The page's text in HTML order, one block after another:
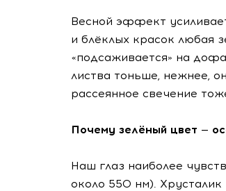
Весной эффект
и блёклых красок любая
«подсаживается» на
листва тоньше, нежнее,
рассеянное свечение
Почему зелёный цвет —
Наш глаз наиболее
около 550 нм).